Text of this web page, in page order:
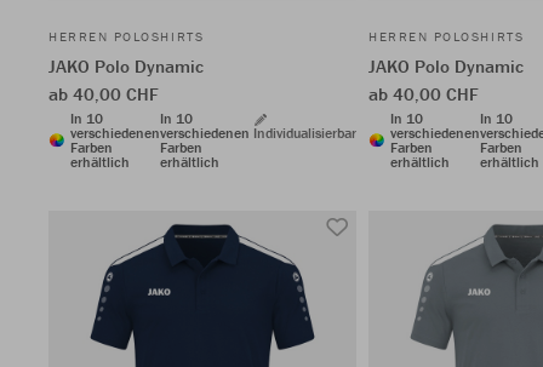
HERREN POLOSHIRTS
JAKO Polo Dynamic
ab 40,00 CHF
In 10
verschiedenen
Farben
erhältlich
In 10
verschiedenen
Farben
erhältlich
Individualisierbar
HERREN POLOSHIRTS
JAKO Polo Dynamic
ab 40,00 CHF
In 10
verschiedenen
Farben
erhältlich
In 10
Farben
erhältlich